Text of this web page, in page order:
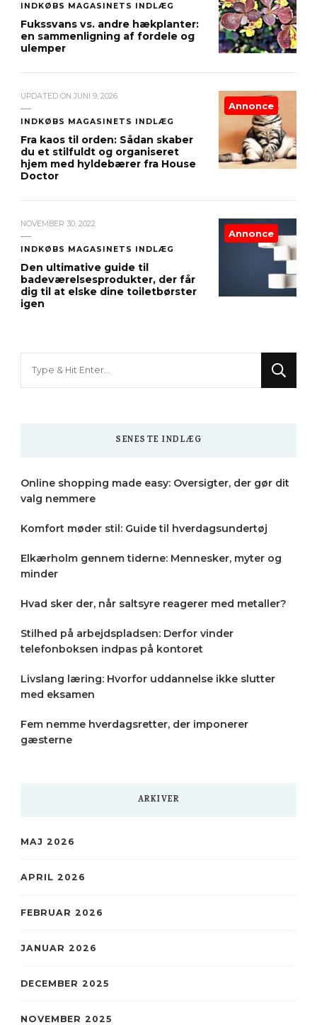
INDKØBS MAGASINETS INDLÆG
Fukssvans vs. andre hækplanter:
en sammenligning af fordele og
ulemper
UPDATED ON JUNI 9, 2026
INDKØBS MAGASINETS INDLÆG
Fra kaos til orden: Sådan skaber
du et stilfuldt og organiseret
hjem med hyldebærer fra House
Doctor
Annonce
NOVEMBER 30, 2022
INDKØBS MAGASINETS INDLÆG
Den ultimative guide til
badeværelsesprodukter, der får
dig til at elske dine toiletbørster
igen
Annonce
SENESTE INDLÆG
Online shopping made easy: Oversigter, der gør dit
valg nemmere
Komfort møder stil: Guide til hverdagsundertøj
Elkærholm gennem tiderne: Mennesker, myter og
minder
Hvad sker der, når saltsyre reagerer med metaller?
Stilhed på arbejdspladsen: Derfor vinder
telefonboksen indpas på kontoret
Livslang læring: Hvorfor uddannelse ikke slutter
med eksamen
Fem nemme hverdagsretter, der imponerer
gæsterne
ARKIVER
MAJ 2026
APRIL 2026
FEBRUAR 2026
JANUAR 2026
DECEMBER 2025
NOVEMBER 2025